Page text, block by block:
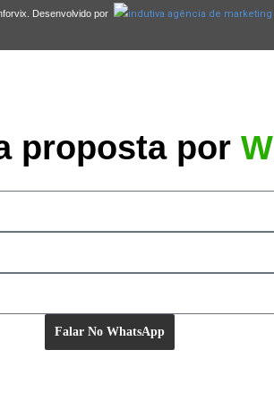
Desenvolvido por
proposta por
Falar No WhatsApp